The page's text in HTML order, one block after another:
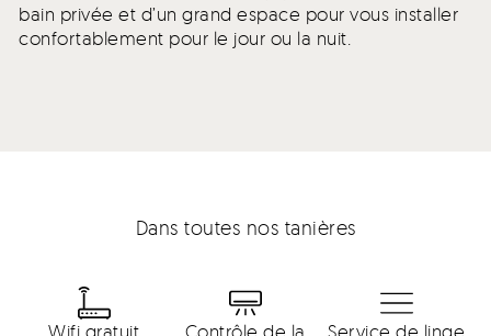
bain privée et d’un grand espace pour vous installer
confortablement pour le jour ou la nuit.
Dans toutes nos tanières
Wifi gratuit
Contrôle de la
Service de linge